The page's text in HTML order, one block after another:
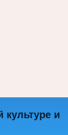
культуре и